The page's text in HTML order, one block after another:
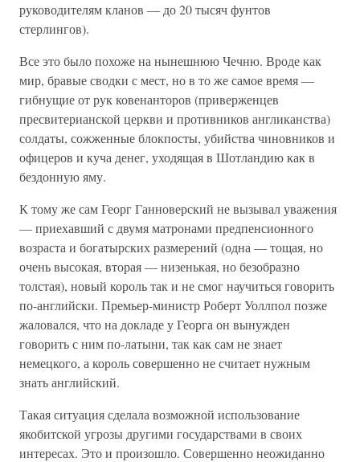
руководителям кланов — до 20 тысяч фунтов
стерлингов).
Все это было похоже на нынешнюю Чечню. Вроде как
мир, бравые сводки с мест, но в то же самое время —
гибнущие от рук ковенанторов (приверженцев
пресвитерианской церкви и противников англиканства)
солдаты, сожженные блокпосты, убийства чиновников и
офицеров и куча денег, уходящая в Шотландию как в
бездонную яму.
К тому же сам Георг Ганноверский не вызывал уважения
— приехавший с двумя матронами предпенсионного
возраста и богатырских размерений (одна — тощая, но
очень высокая, вторая — низенькая, но безобразно
толстая), новый король так и не смог научиться говорить
по-английски. Премьер-министр Роберт Уоллпол позже
жаловался, что на докладе у Георга он вынужден
говорить с ним по-латыни, так как сам не знает
немецкого, а король совершенно не считает нужным
знать английский.
Такая ситуация сделала возможной использование
якобитской угрозы другими государствами в своих
интересах. Это и произошло. Совершенно неожиданно